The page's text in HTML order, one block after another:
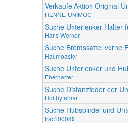
Verkaufe Aktion Original
HENNE-UNIMOG
Suche Unterlenker Halter
Hans Werner
Suche Bremssattel vorne
Haumoaster
Suche Unterlenker und
Eberharter
Suche Distanzfeder der
Hobbyfahrer
Suche Hubspindel und
trac100089